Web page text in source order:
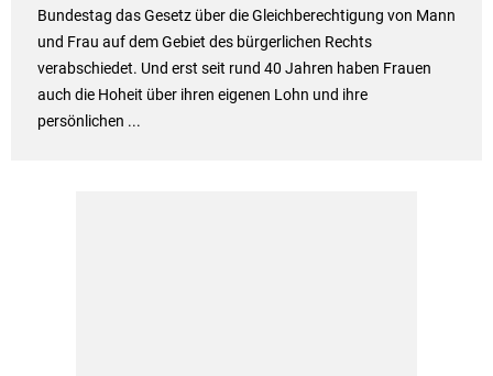
Bundestag das Gesetz über die Gleichberechtigung von Mann
und Frau auf dem Gebiet des bürgerlichen Rechts
verabschiedet. Und erst seit rund 40 Jahren haben Frauen
auch die Hoheit über ihren eigenen Lohn und ihre
persönlichen ...